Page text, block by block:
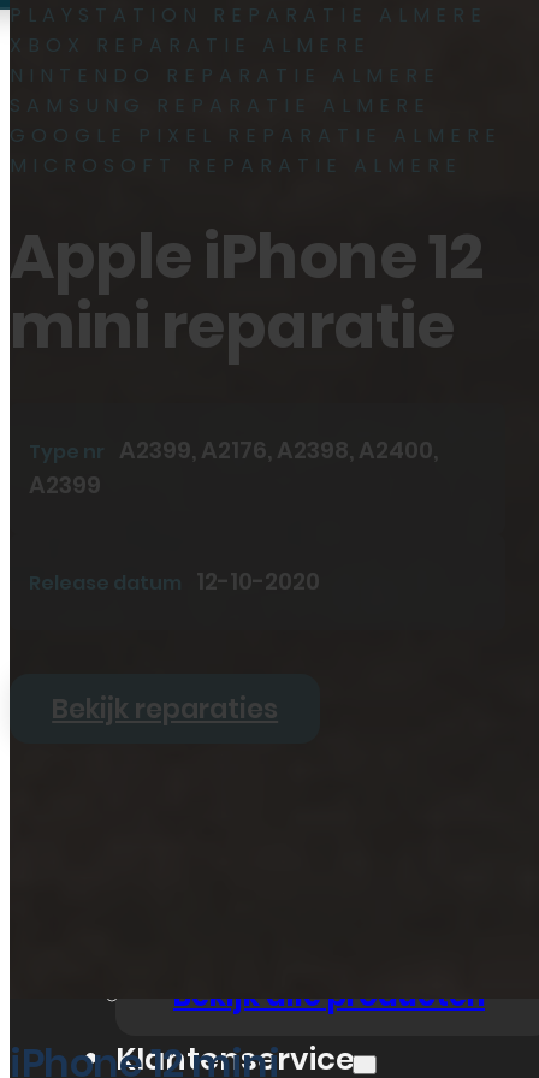
Plan reparatie
Overig
Bekijk alle producten
Klantenservice
PLAYSTATION REPARATIE ALMERE
XBOX REPARATIE ALMERE
NINTENDO REPARATIE ALMERE
SAMSUNG REPARATIE ALMERE
GOOGLE PIXEL REPARATIE ALMERE
MICROSOFT REPARATIE ALMERE
Apple iPhone 12
mini reparatie
Type nr
A2399, A2176, A2398, A2400,
A2399
Release datum 12-10-2020
Bekijk reparaties
iPhone 12 mini